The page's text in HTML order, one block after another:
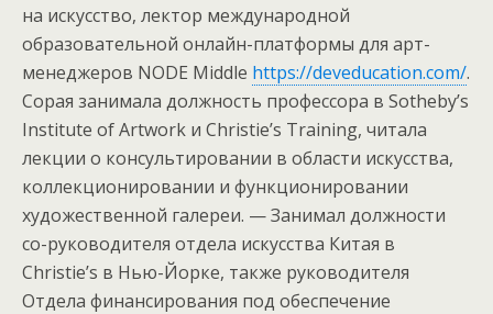
на искусство, лектор международной
образовательной онлайн-платформы для арт-
менеджеров NODE Middle https://deveducation.com/.
Сорая занимала должность профессора в Sotheby’s
Institute of Artwork и Christie’s Training, читала
лекции о консультировании в области искусства,
коллекционировании и функционировании
художественной галереи. — Занимал должности
со-руководителя отдела искусства Китая в
Christie’s в Нью-Йорке, также руководителя
Отдела финансирования под обеспечение